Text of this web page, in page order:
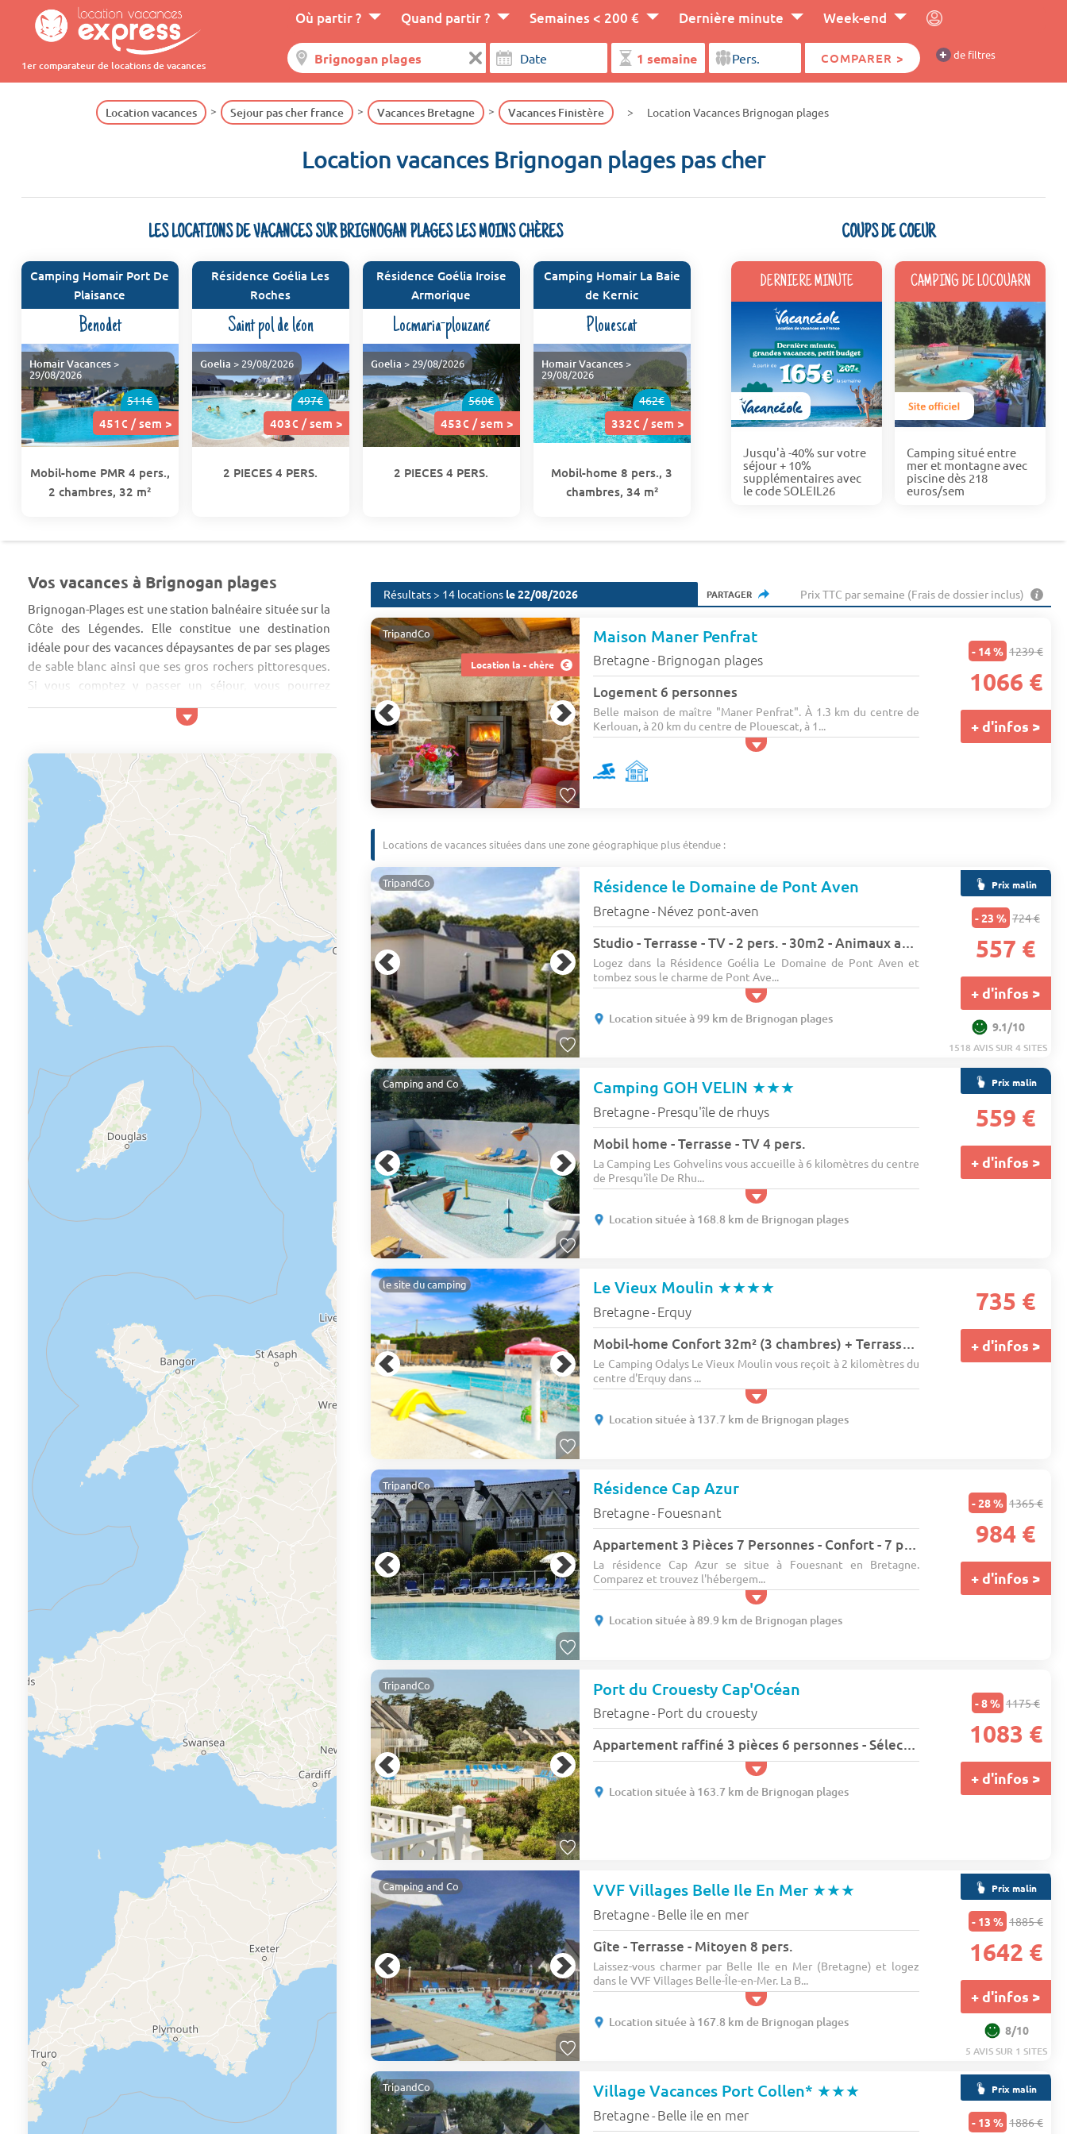
1er comparateur de locations de vacances
Où partir ? Quand partir ? Semaines < 200 € Dernière minute Week-end
COMPARER > + de filtres
Location vacances Sejour pas cher france Vacances Bretagne Vacances Finistère Location Vacances Brignogan plages
Location vacances Brignogan plages pas cher
LES LOCATIONS DE VACANCES SUR BRIGNOGAN PLAGES LES MOINS CHÈRES
Camping Homair Port De
Plaisance
Benodet
511€
451€ / sem >
Homair Vacances>
29/08/2026
Mobil-home PMR 4 pers.,
2 chambres, 32 m²
Résidence Goélia Les
Roches
Saint pol de léon
497€
403€ / sem >
Goelia > 29/08/2026
2 PIECES 4 PERS.
Résidence Goélia Iroise
Armorique
Locmaria-plouzané
560€
453€ / sem >
Goelia > 29/08/2026
2 PIECES 4 PERS.
Camping Homair La Baie
de Kernic
Plouescat
462€
332€ / sem >
Homair Vacances>
29/08/2026
Mobil-home 8 pers., 3
chambres, 34 m²
COUPS DE COEUR
DERNIERE MINUTE
Jusqu'à -40% sur votre
séjour + 10%
supplémentaires avec
le code SOLEIL26
CAMPING DE LOCOUARN
Camping situé entre
mer et montagne avec
piscine dès 218
euros/sem
Vos vacances à Brignogan plages
Brignogan-Plages est une station balnéaire située sur la
Côte des Légendes. Elle constitue une destination
idéale pour des vacances dépaysantes de par ses plages
de sable blanc ainsi que ses gros rochers pittoresques.
Si vous comptez y passer un séjour, vous pourrez
trouver un hébergement abordable sur ce site de
comparateur de prix. Grâce à ses plages magnifiques,
nautiques à pratiquer en famille ou en groupe. Optez
notamment pour une balade en ka...
Résultats > 14 locations le 22/08/2026 PARTAGER Prix TTC par semaine (Frais de dossier inclus)
Location la - chère
TripandCo Maison Maner Penfrat
Bretagne- Brignogan plages
Logement 6 personnes
Belle maison de maître "Maner Penfrat". À 1.3 km du centre de
Kerlouan, à 20 km du centre de Plouescat, à 1...
- 14 % 1239 €
1066 €
+ d'infos >
Locations de vacances situées dans une zone géographique plus étendue :
TripandCo Résidence le Domaine de Pont Aven
Bretagne- Névez pont-aven
Studio - Terrasse - TV - 2 pers. - 30m2 - Animaux admis
Logez dans la Résidence Goélia Le Domaine de Pont Aven et
tombez sous le charme de Pont Ave...
Location située à 99 km de Brignogan plages
Prix malin
- 23 % 724 €
557 €
+ d'infos >
9.1/10
1518 AVIS SUR 4 SITES
Camping and Co Camping GOH VELIN ★★★
Bretagne- Presqu'île de rhuys
Mobil home - Terrasse - TV 4 pers.
La Camping Les Gohvelins vous accueille à 6 kilomètres du centre
de Presqu'île De Rhu...
Location située à 168.8 km de Brignogan plages
Prix malin
559 €
+ d'infos >
le site du camping Le Vieux Moulin ★★★★
Bretagne- Erquy
Mobil-home Confort 32m² (3 chambres) + Terrasse + TV + lave-vaisselle 6 pers.
Le Camping Odalys Le Vieux Moulin vous reçoit à 2 kilomètres du
centre d'Erquy dans ...
Location située à 137.7 km de Brignogan plages
735 €
+ d'infos >
TripandCo Résidence Cap Azur
Bretagne- Fouesnant
Appartement 3 Pièces 7 Personnes - Confort - 7 pers. - 47m2 - TV
La résidence Cap Azur se situe à Fouesnant en Bretagne.
Comparez et trouvez l'hébergem...
Location située à 89.9 km de Brignogan plages
- 28 % 1365 €
984 €
+ d'infos >
TripandCo Port du Crouesty Cap'Océan
Bretagne- Port du crouesty
Appartement raffiné 3 pièces 6 personnes - Sélection - super Home - 6 pers. - 48m2 - TV - Animaux admis
Location située à 163.7 km de Brignogan plages
- 8 % 1175 €
1083 €
+ d'infos >
Camping and Co VVF Villages Belle Ile En Mer ★★★
Bretagne- Belle ile en mer
Gîte - Terrasse - Mitoyen 8 pers.
Laissez-vous charmer par Belle Ile en Mer (Bretagne) et logez
dans le VVF Villages Belle-Île-en-Mer. La B...
Location située à 167.8 km de Brignogan plages
Prix malin
- 13 % 1885 €
1642 €
+ d'infos >
8/10
5 AVIS SUR 1 SITES
TripandCo Village Vacances Port Collen* ★★★
Bretagne- Belle ile en mer
Prix malin
- 13 % 1886 €